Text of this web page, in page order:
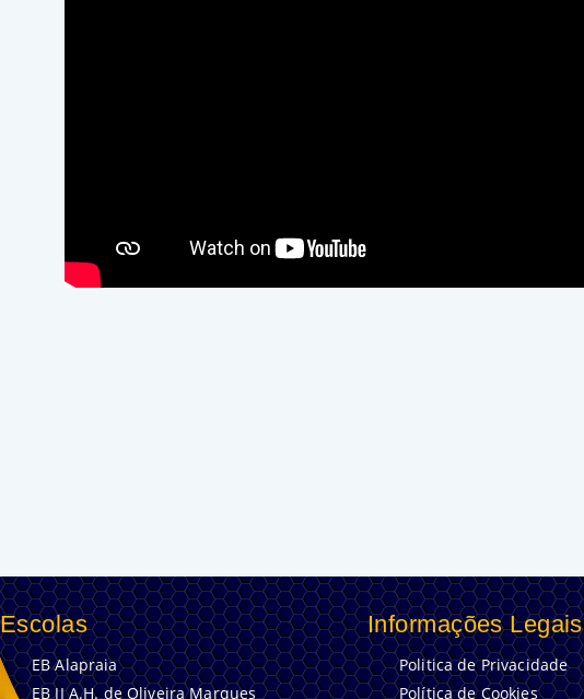
Escolas
EB Alapraia
EB JI A.H. de Oliveira Marques
Informações Legais
Politica de Privacidade
Política de Cookies